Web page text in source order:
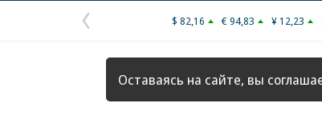
Предыдущая
страница
$ 82,16 € 94,83 ¥ 12,23
Оставаясь на сайте, вы